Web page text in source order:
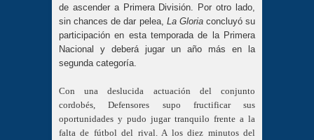
de ascender a Primera División. Por otro lado,
sin chances de dar pelea, La Gloriaconcluyó su
participación en esta temporada de la Primera
Nacional y deberá jugar un año más en la
segunda categoría.
Con una deslucida actuación del conjunto
cordobés, Defensores supo fructificar sus
oportunidades y pudo jugar tranquilo frente a la
falta de fútbol del rival. A los diez minutos del